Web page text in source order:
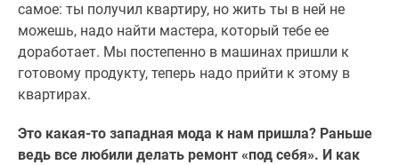
самое: ты получил квартиру, но жить ты в ней не
можешь, надо найти мастера, который тебе ее
доработает. Мы постепенно в машинах пришли к
готовому продукту, теперь надо прийти к этому в
квартирах.
Это какая-то западная мода к нам пришла? Раньше
ведь все любили делать ремонт «под себя». И как